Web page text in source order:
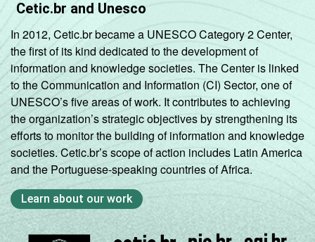
Cetic.br and Unesco
In 2012, Cetic.br became a UNESCO Category 2 Center,
the first of its kind dedicated to the development of
information and knowledge societies. The Center is linked
to the Communication and Information (CI) Sector, one of
UNESCO’s five areas of work. It contributes to achieving
the organization’s strategic objectives by strengthening its
efforts to monitor the building of information and knowledge
societies. Cetic.br’s scope of action includes Latin America
and the Portuguese-speaking countries of Africa.
Learn about our work